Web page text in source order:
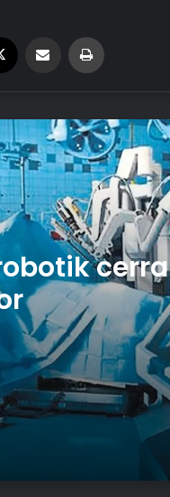
Email'den paylaş